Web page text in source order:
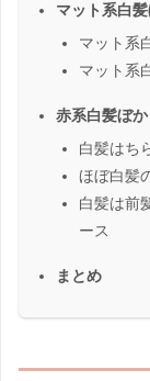
マット系白
マット系
マット系
赤系白髪ぼか
白髪はち
ほぼ白髪
白髪は前
ース
まとめ